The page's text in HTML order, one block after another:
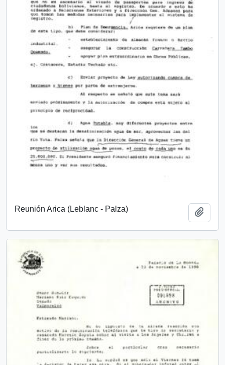
Reunión Arica (Leblanc - Palza)